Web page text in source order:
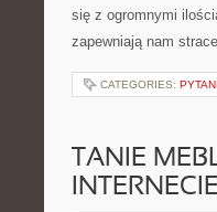
się z ogromnymi
zapewniają nam
CATEGORIES:
TANIE
INTERNECIE